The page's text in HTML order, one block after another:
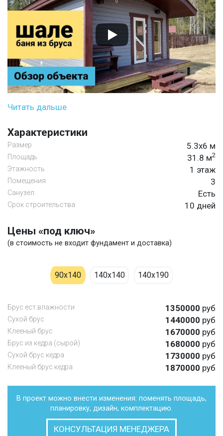
Читать дальше
Характеристики
Размер 5.3х6 м
Площадь 31.8 м2
Этажность 1 этаж
Помещения 3
Санузел Есть
Срок строительства 10 дней
Цены «под ключ»
(в стоимость не входит фундамент и доставка)
90х140 140х140 140х190
Брус ест.влажности 1350000 руб
Cухой брус 1440000 руб
Клееный брус 1670000 руб
Брус из кедра (сырой) 1680000 руб
Сухой брус кедра 1730000 руб
Клееный брус кедра 1870000 руб
В проект можно внести изменения: поменять площадь,
планировку, дизайн, комплектацию.
КОНСУЛЬТАЦИЯ МЕНЕДЖЕРА